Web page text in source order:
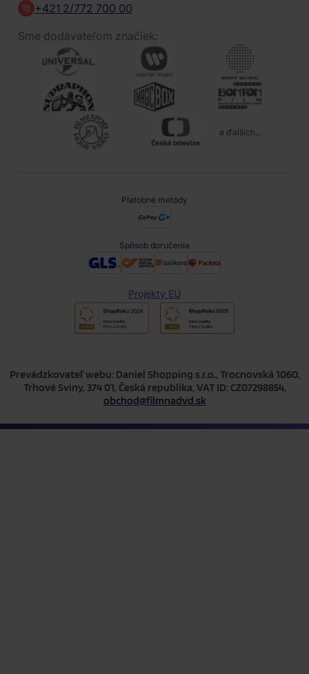
+421 2/772 700 00
Sme dodávateľom značiek:
a ďalších...
Platobné metódy
Spôsob doručenia
Projekty EÚ
Prevádzkovateľ webu: Daniel Shopping s.r.o., Trocnovská 1060,
Trhové Sviny, 374 01, Česká republika, VAT ID: CZ07298854,
obchod@filmnadvd.sk